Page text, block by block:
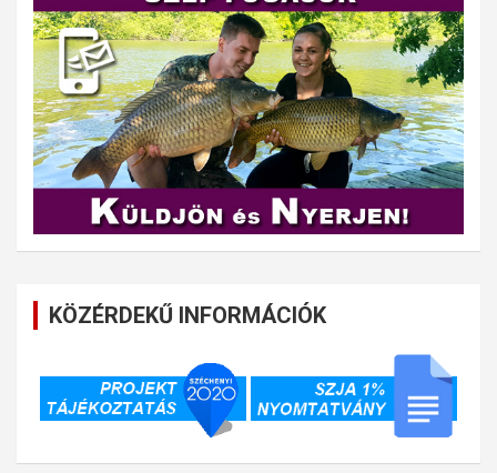
KÖZÉRDEKŰ INFORMÁCIÓK